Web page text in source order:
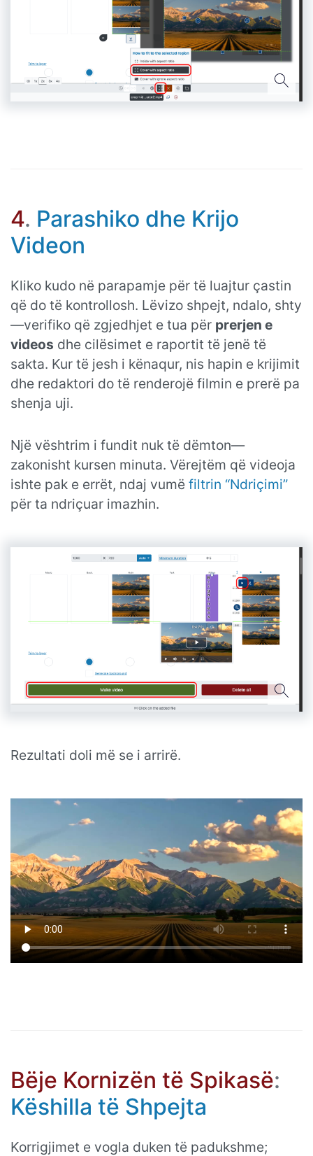
4. Parashiko dhe Krijo
Videon
Kliko kudo në parapamje për të luajtur çastin
që do të kontrollosh. Lëvizo shpejt, ndalo, shty
—verifiko që zgjedhjet e tua për prerjen e
videos dhe cilësimet e raportit të jenë të
sakta. Kur të jesh i kënaqur, nis hapin e krijimit
dhe redaktori do të renderojë filmin e prerë pa
shenja uji.
Një vështrim i fundit nuk të dëmton—
zakonisht kursen minuta. Vërejtëm që videoja
ishte pak e errët, ndaj vumë filtrin “Ndriçimi”
për ta ndriçuar imazhin.
Rezultati doli më se i arrirë.
Bëje Kornizën të Spikasë:
Këshilla të Shpejta
Korrigjimet e vogla duken të padukshme;